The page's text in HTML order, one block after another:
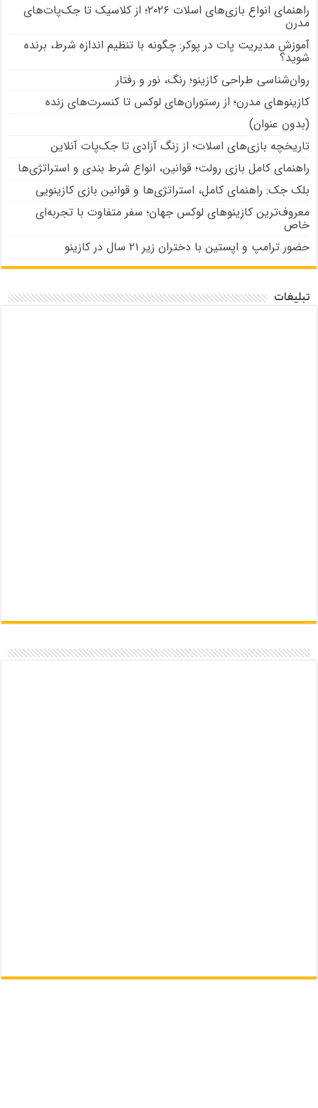
راهنمای انواع بازی‌های اسلات ۲۰۲۶؛ از کلاسیک تا جک‌پات‌های
مدرن
آموزش مدیریت پات در پوکر: چگونه با تنظیم اندازه شرط، برنده
شوید؟
روان‌شناسی طراحی کازینو؛ رنگ، نور و رفتار
کازینوهای مدرن؛ از رستوران‌های لوکس تا کنسرت‌های زنده
(بدون عنوان)
تاریخچه بازی‌های اسلات؛ از زنگ آزادی تا جک‌پات‌ آنلاین
راهنمای کامل بازی رولت؛ قوانین، انواع شرط بندی و استراتژی‌ها
بلک جک: راهنمای کامل، استراتژی‌ها و قوانین بازی کازینویی
معروف‌ترین کازینوهای لوکس جهان؛ سفر متفاوت با تجربه‌ای
خاص
حضور ترامپ و اپستین با دختران زیر ۲۱ سال در کازینو
تبلیغات